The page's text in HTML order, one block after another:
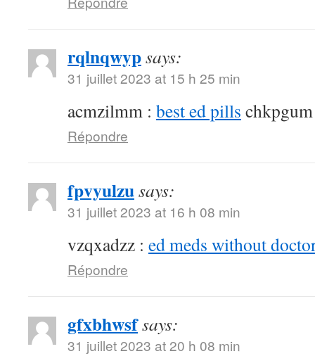
rqlnqwypsays:
31 juillet 2023 at 15 h 25 min
acmzilmm : best ed pills chkpgum
Répondre
fpvyulzusays:
31 juillet 2023 at 16 h 08 min
vzqxadzz : ed meds without
Répondre
gfxbhwsfsays:
31 juillet 2023 at 20 h 08 min